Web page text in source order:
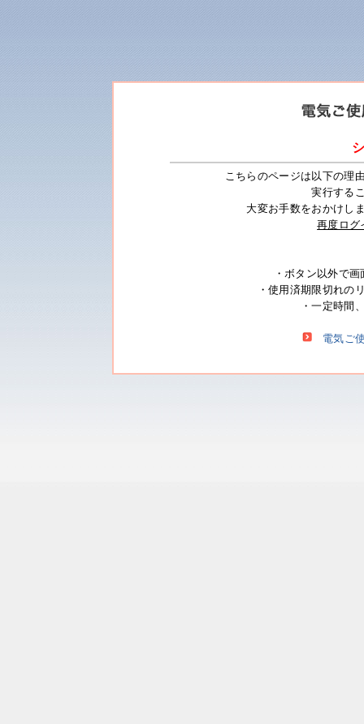
こちらのページは以下の理
実行する
大変お手数をおかけし
再度ログ
・ボタン以外で
・使用済期限切れの
・一定時間
電気ご